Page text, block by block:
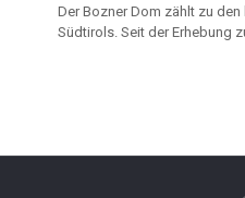
Der Bozner Dom zählt zu
Südtirols. Seit der Erhebung